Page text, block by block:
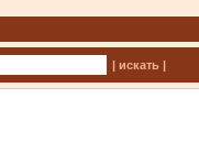
| искать |